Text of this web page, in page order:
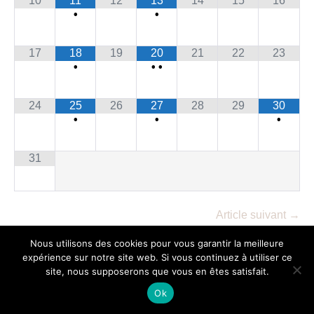
•
•
17
18
•
19
20
• •
21 22 23
24
25
•
26
27
•
28 29
30
•
31
Article suivant →
Nous utilisons des cookies pour vous garantir la meilleure
expérience sur notre site web. Si vous continuez à utiliser ce
site, nous supposerons que vous en êtes satisfait.
Ok